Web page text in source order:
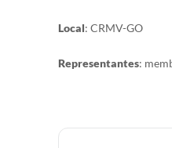
Local: CRMV-GO
Representantes: